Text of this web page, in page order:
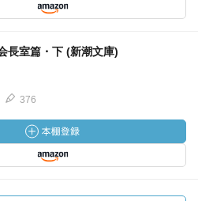
長室篇・下 (新潮文庫)
376